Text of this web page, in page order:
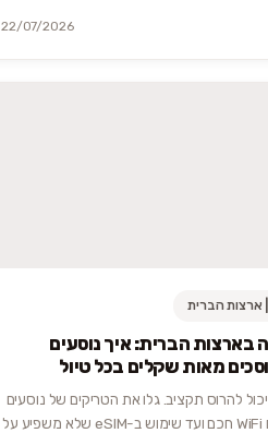
22/07/2026
| ארצות הברית
בארצות הברית: איך נוסעים
מאות שקלים בכל טיול
להרוס תקציב. גלו את הטריקים של נוסעים
מנוסים: ממיקום WiFi חכם ועד שימוש ב-eSIM שלא משפיע על